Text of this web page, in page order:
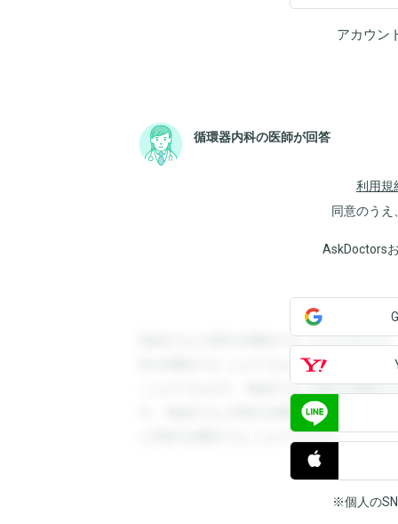
アカウン
循環器内科の医師が回答
利用規
同意のうえ
AskDoctors
登録すると回答を閲覧することができま
答を閲覧することができます。登録する
ことができます。登録すると回答を閲覧
す。登録すると回答を閲覧することがで
と回答を閲覧することができます。
※個人の